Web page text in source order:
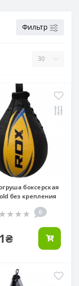
Фильтр
боксерская
без крепления
0